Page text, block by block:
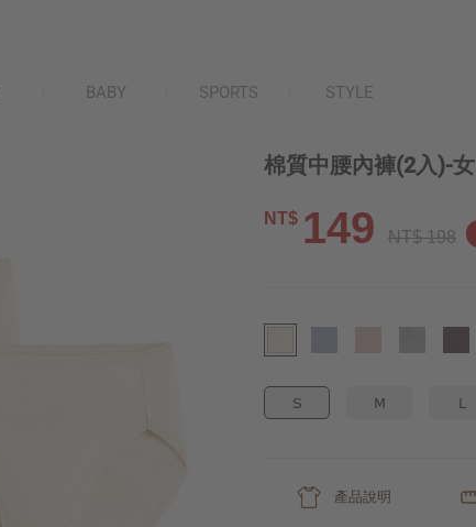
BABY SPORTS STYLE
棉質中腰內褲(2入)-女
NT$ 149 NT$ 198
S M L
產品說明